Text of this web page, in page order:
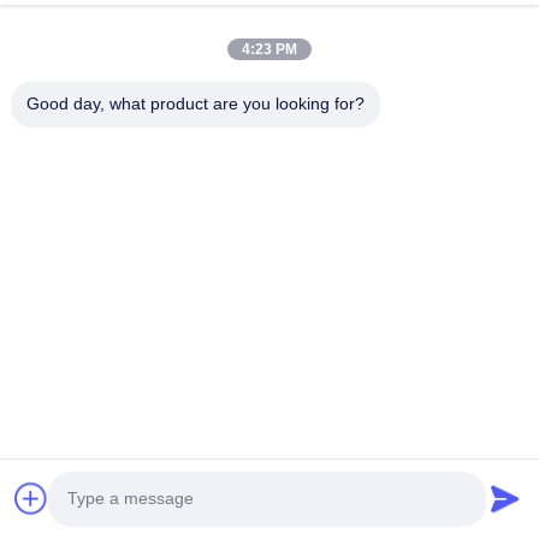
4:23 PM
Good day, what product are you looking for?